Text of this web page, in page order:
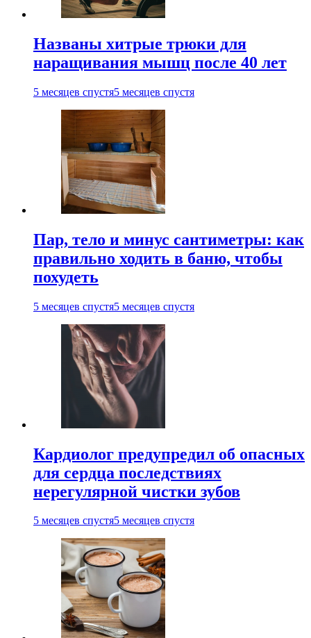
Названы хитрые трюки для
наращивания мышц после 40 лет
5 месяцев спустя5 месяцев спустя
Пар, тело и минус сантиметры: как
правильно ходить в баню, чтобы
похудеть
5 месяцев спустя5 месяцев спустя
Кардиолог предупредил об опасных
для сердца последствиях
нерегулярной чистки зубов
5 месяцев спустя5 месяцев спустя